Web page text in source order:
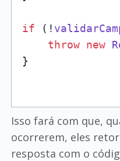
if (!
throw new
Isso fará com que,
ocorrerem, eles
resposta com o